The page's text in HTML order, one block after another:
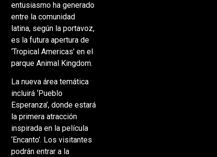
entusiasmo ha generado
entre la comunidad
latina, según la portavoz,
es la futura apertura de
‘Tropical Americas’ en el
parque Animal Kingdom.
La nueva área temática
incluirá ‘Pueblo
Esperanza’, donde estará
la primera atracción
inspirada en la película
‘Encanto’. Los visitantes
podrán entrar a la